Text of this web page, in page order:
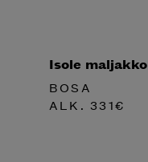
Isole maljakko
BOSA
ALK. 331€